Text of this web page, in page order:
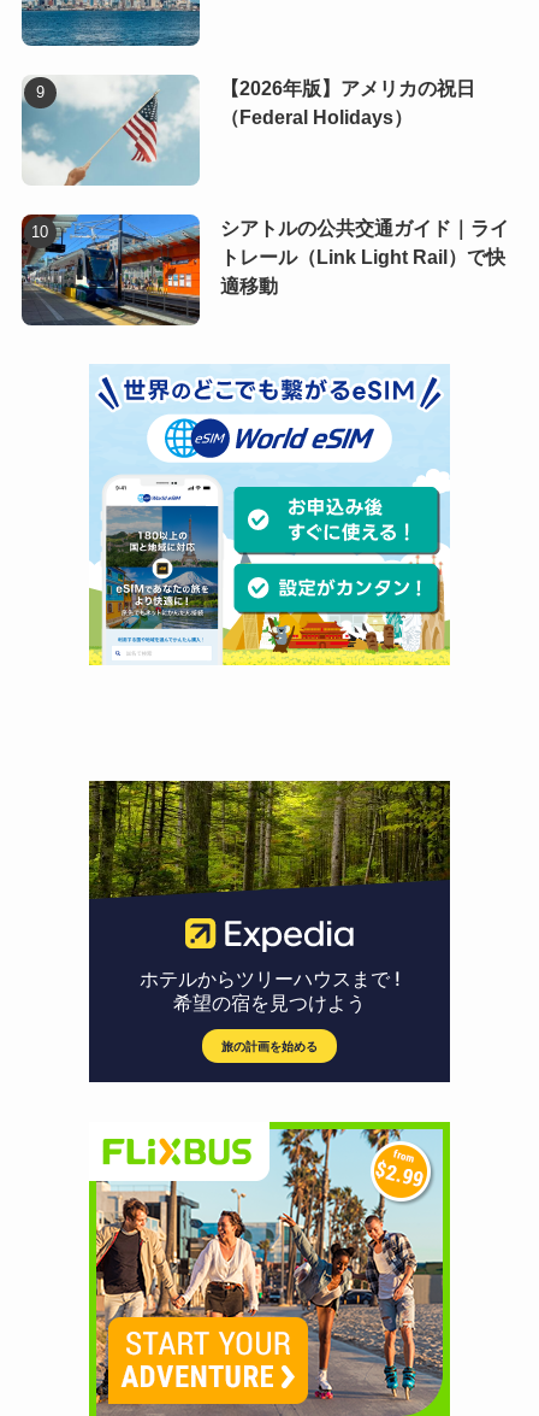
【2026年版】アメリカの祝日
（Federal Holidays）
シアトルの公共交通ガイド｜ライ
トレール（Link Light Rail）で快
適移動